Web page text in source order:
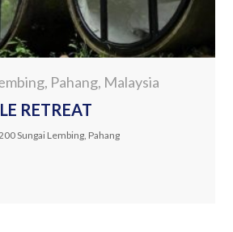
Pahang, Malaysia
RETREAT
Sungai Lembing, Pahang